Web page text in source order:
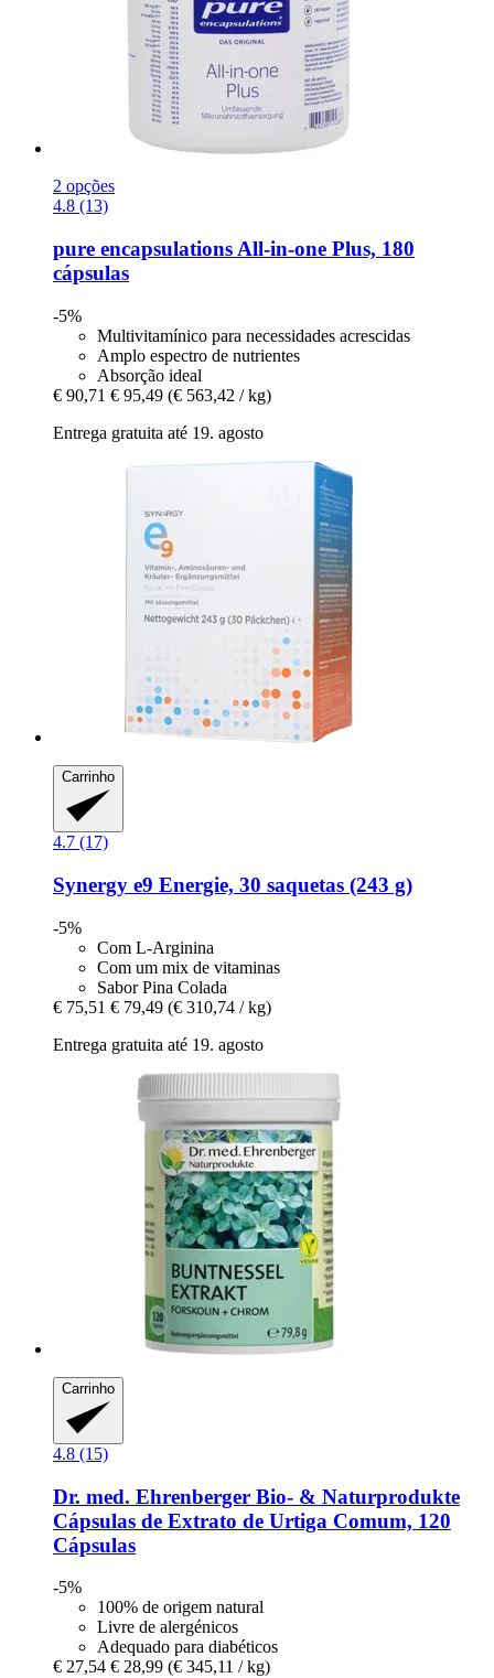
2 opções
4.8 (13)
pure encapsulations All-​in-​one Plus, 180
cápsulas
-5%
Multivitamínico para necessidades acrescidas
Amplo espectro de nutrientes
Absorção ideal
€ 90,71 € 95,49 (€ 563,42 / kg)
Entrega gratuita até 19. agosto
Carrinho
4.7 (17)
Synergy e9 Energie, 30 saquetas (243 g)
-5%
Com L-Arginina
Com um mix de vitaminas
Sabor Pina Colada
€ 75,51 € 79,49 (€ 310,74 / kg)
Entrega gratuita até 19. agosto
Carrinho
4.8 (15)
Dr. med. Ehrenberger Bio- & Naturprodukte
Cápsulas de Extrato de Urtiga Comum, 120
Cápsulas
-5%
100% de origem natural
Livre de alergénicos
Adequado para diabéticos
€ 27,54 € 28,99 (€ 345,11 / kg)